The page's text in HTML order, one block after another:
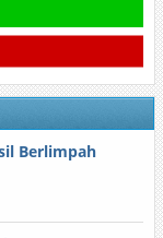
Berlimpah